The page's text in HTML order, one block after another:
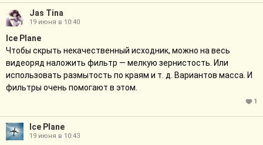
Jas Tina
19 июня в 10:40
Ice Plane
Чтобы скрыть некачественный исходник, можно на весь
видеоряд наложить фильтр — мелкую зернистость. Или
использовать размытость по краям и т. д. Вариантов масса. И
фильтры очень помогают в этом.
1
Ice Plane
19 июня в 10:43